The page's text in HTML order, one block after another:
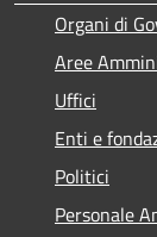
Organi di
Aree
Uffici
Enti e
Politici
Personale